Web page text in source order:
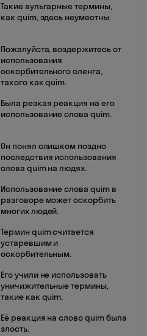
Такие вульгарные термины,
как quim, здесь неуместны.
Пожалуйста, воздержитесь от
использования
оскорбительного сленга,
такого как quim.
Была резкая реакция на его
использование слова quim.
Он понял слишком поздно
последствия использования
слова quim на людях.
Использование слова quim в
разговоре может оскорбить
многих людей.
Термин quim считается
устаревшим и
оскорбительным.
Его учили не использовать
уничижительные термины,
такие как quim.
Её реакция на слово quim была
злость.